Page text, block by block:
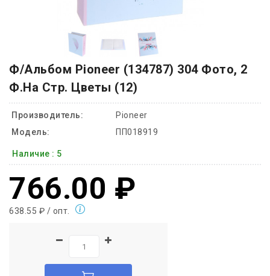
Ф/Альбом Pioneer (134787) 304 Фото, 2
Ф.на Стр. Цветы (12)
Производитель:
Pioneer
Модель:
ПП018919
Наличие : 5
766.00 ₽
638.55 ₽ / опт.